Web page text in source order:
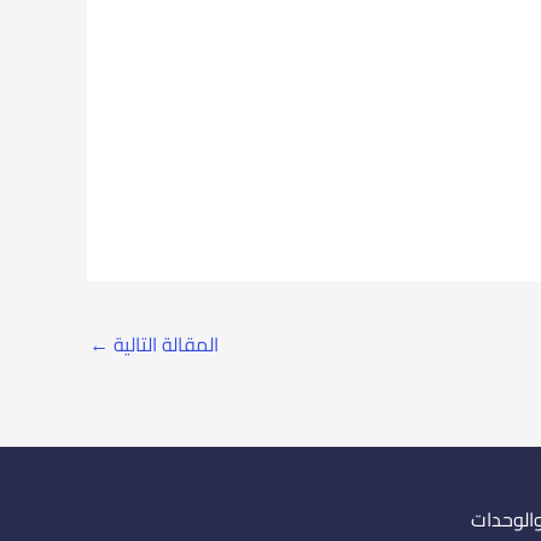
المقالة التالية ←